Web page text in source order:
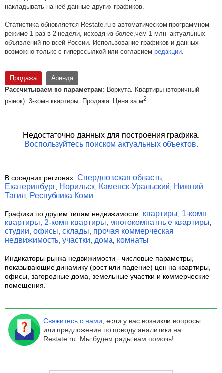
накладывать на неё данные других графиков.
Статистика обновляется Restate.ru в автоматическом программном
режиме 1 раз в 2 недели, исходя из более,чем 1 млн. актуальных
объявлений по всей России. Использование графиков и данных
возможно только с гиперссылкой или согласием редакции.
Продажа
Аренда
Рассчитываем по параметрам: Воркута. Квартиры (вторичный
рынок). 3-комн квартиры. Продажа. Цена за м2
Недостаточно данных для построения графика.
Воспользуйтесь поиском актуальных объектов.
В соседних регионах: Свердловская область,
Екатеринбург, Норильск, Каменск-Уральский, Нижний
Тагил, Республика Коми
Графики по другим типам недвижимости: квартиры, 1-комн
квартиры, 2-комн квартиры, многокомнатные квартиры,
студии, офисы, склады, прочая коммерческая
недвижимость, участки, дома, комнаты
Индикаторы рынка недвижимости - числовые параметры,
показывающие динамику (рост или падение) цен на квартиры,
офисы, загородные дома, земельные участки и коммерческие
помещения.
Свяжитесь с нами, если у вас возникли вопросы
или предложения по поводу аналитики на
Restate.ru. Мы будем рады вам помочь!